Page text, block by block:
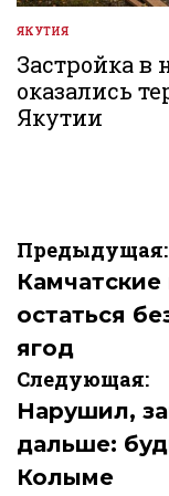
ОПУБЛИКОВАНО
В
ЯКУТИЯ
Застройка в
оказались
Якутии
по
записям
Предыдущая:
остаться
ягод
Следующая:
Нарушил,
дальше:
Колыме